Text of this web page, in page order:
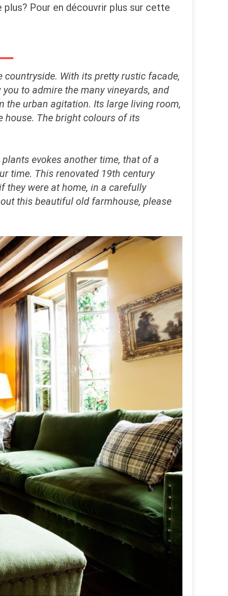
plus? Pour en découvrir plus sur cette
With its pretty rustic facade,
to admire the many vineyards, and
the urban agitation. Its large living room,
house. The bright colours of its
evokes another time, that of a
time. This renovated 19th century
they were at home, in a carefully
this beautiful old farmhouse, please